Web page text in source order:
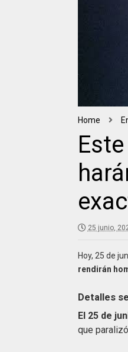
Home
25 junio,
Hoy, 25 de
rendirán
Detalles
El 25 de
que